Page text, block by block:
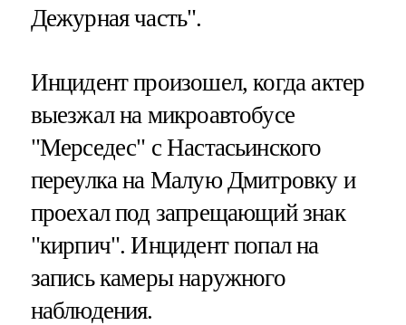
Дежурная часть".
Инцидент произошел, когда актер
выезжал на микроавтобусе
"Мерседес" с Настасьинского
переулка на Малую Дмитровку и
проехал под запрещающий знак
"кирпич". Инцидент попал на
запись камеры наружного
наблюдения.